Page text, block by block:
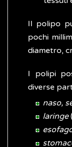
Il polipo
pochi
diametro,
I polipi
diverse
naso,
laringe